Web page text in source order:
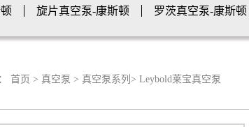
旋片真空泵-康斯顿 罗茨真空泵-康斯顿
司倍克 螺杆真空泵-康斯顿
AtlasCopco-油旋片真空泵 阿特拉斯·科普柯
首页 > 真空泵 > 真空泵系列 > Leybold莱宝真空泵